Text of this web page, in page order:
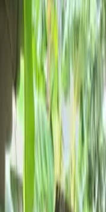
PyP Restaurante
Caguas